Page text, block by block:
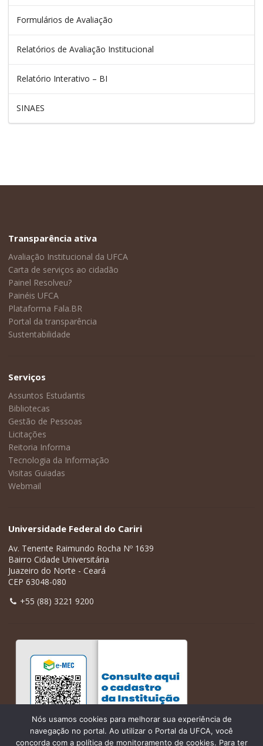
Formulários de Avaliação
Relatórios de Avaliação Institucional
Relatório Interativo – BI
SINAES
Transparência ativa
Avaliação Institucional da UFCA
Carta de serviços ao cidadão
Painel Resolveu?
Painéis UFCA
Plataforma Fala.BR
Portal da transparência
Sustentabilidade
Serviços
Assuntos Estudantis
Bibliotecas
Gestão de Pessoas
Licitações
Reitoria Informa
Tecnologia da Informação
Visitas Guiadas
Webmail
Universidade Federal do Cariri
Av. Tenente Raimundo Rocha Nº 1639
Bairro Cidade Universitária
Juazeiro do Norte - Ceará
CEP 63048-080
+55 (88) 3221 9200
Nós usamos cookies para melhorar sua experiência de
navegação no portal. Ao utilizar o Portal da UFCA, você
concorda com a política de monitoramento de cookies. Para ter